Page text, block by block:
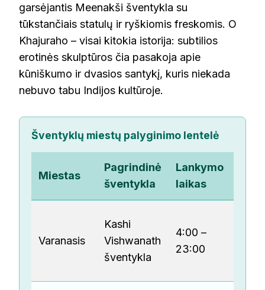
garsėjantis Meenakši šventykla su
tūkstančiais statulų ir ryškiomis freskomis. O
Khajuraho – visai kitokia istorija: subtilios
erotinės skulptūros čia pasakoja apie
kūniškumo ir dvasios santykį, kuris niekada
nebuvo tabu Indijos kultūroje.
Šventyklų miestų palyginimo lentelė
Miestas
Pagrindinė
šventykla
Lankymo
laikas
Varanasis
Kashi
Vishwanath
šventykla
4:00 –
23:00